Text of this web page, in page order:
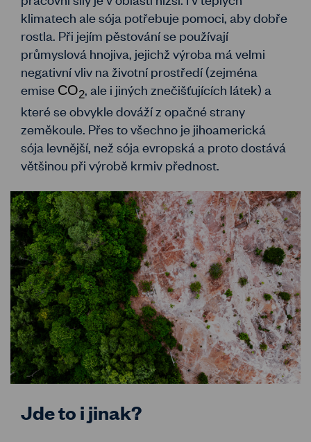
klimatech ale sója potřebuje pomoci, aby dobře
rostla. Při jejím pěstování se používají
průmyslová hnojiva, jejichž výroba má velmi
negativní vliv na životní prostředí (zejména
emise CO2 , ale i jiných znečišťujících látek) a
které se obvykle dováží z opačné strany
zeměkoule. Přes to všechno je jihoamerická
sója levnější, než sója evropská a proto dostává
většinou při výrobě krmiv přednost.
Jde to i jinak?